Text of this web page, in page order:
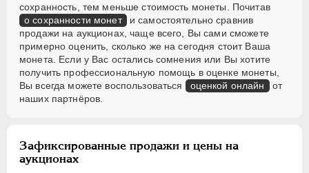
сохранность, тем меньше стоимость монеты. Почитав
о сохранности монет и самостоятельно сравнив
продажи на аукционах, чаще всего, Вы сами сможете
примерно оценить, сколько же на сегодня стоит Ваша
монета. Если у Вас остались сомнения или Вы хотите
получить профессиональную помощь в оценке монеты,
Вы всегда можете воспользоваться
оценкой онлайн от
наших партнёров.
Зафиксированные продажи и цены на
аукционах